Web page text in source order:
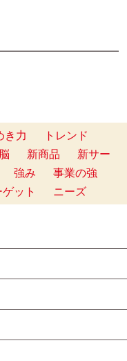
き力
トレンド
新商品
新サー
強み
事業の強
ゲット ニーズ